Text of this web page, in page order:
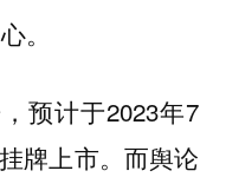
。
预计于2023年7
牌上市。而舆论